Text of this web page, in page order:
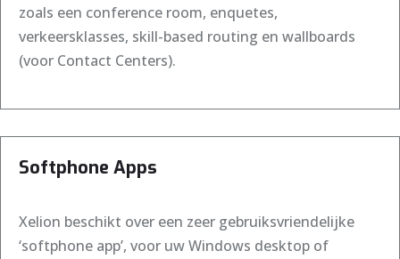
zoals een conference room, enquetes,
verkeersklasses, skill-based routing en wallboards
(voor Contact Centers).
Softphone Apps
Xelion beschikt over een zeer gebruiksvriendelijke
‘softphone app’, voor uw Windows desktop of